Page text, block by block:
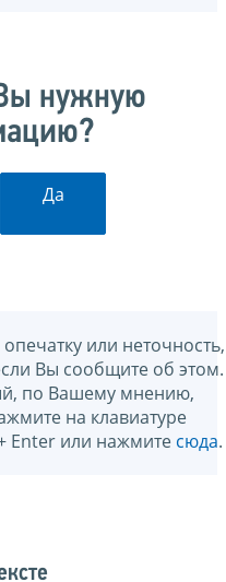
нужную
Да
или неточность,
Вы сообщите об этом.
по Вашему мнению,
на клавиатуре
Enter или нажмите сюда.